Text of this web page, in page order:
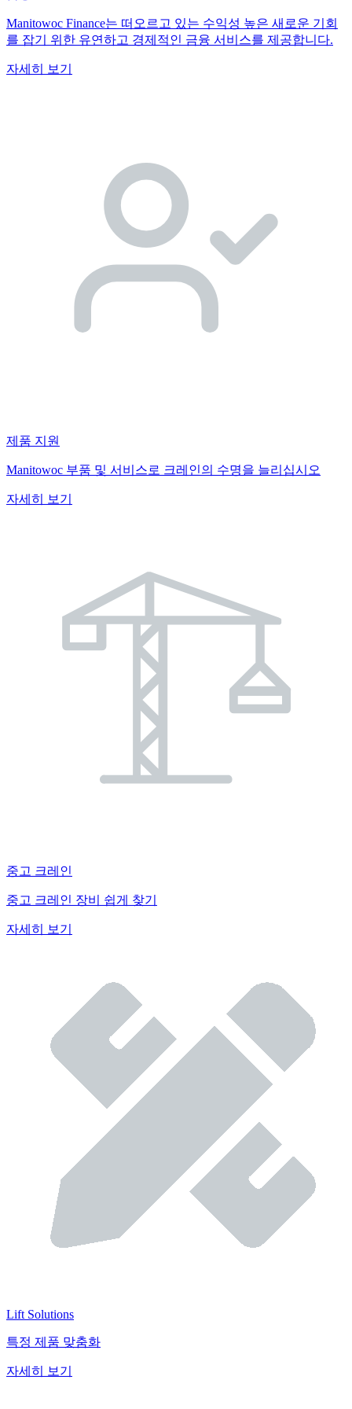
Manitowoc Finance는 떠오르고 있는 수익성 높은 새로운 기회
를 잡기 위한 유연하고 경제적인 금융 서비스를 제공합니다.
자세히 보기
제품 지원
Manitowoc 부품 및 서비스로 크레인의 수명을 늘리십시오
자세히 보기
중고 크레인
중고 크레인 장비 쉽게 찾기
자세히 보기
Lift Solutions
특정 제품 맞춤화
자세히 보기